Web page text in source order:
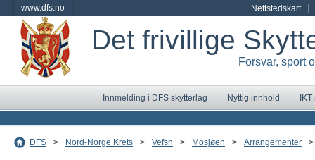
www.dfs.no Nettstedskart
Det frivillige
Forsvar, sport
Innmelding i DFS skytterlag Nyttig innhold
DFS > Nord-Norge Krets > Vefsn > Mosjøen > Arrangementer >